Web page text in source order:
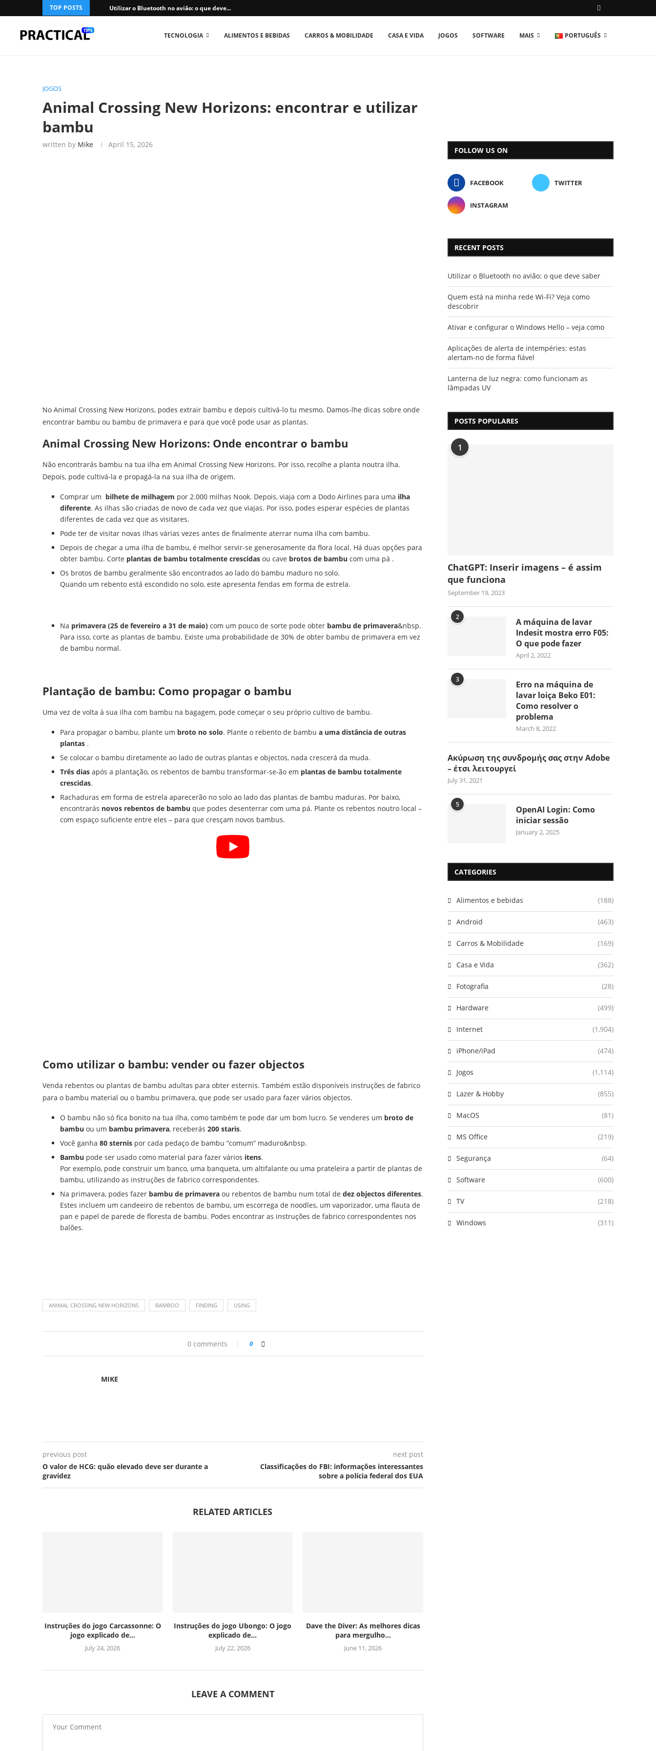
TOP POSTS Utilizar o Bluetooth no avião: o que deve...
TECNOLOGIA ALIMENTOS E BEBIDAS CARROS & MOBILIDADE CASA E VIDA JOGOS SOFTWARE MAIS PORTUGUÊS
JOGOS
Animal Crossing New Horizons: encontrar e utilizar
bambu
written by Mike April 15, 2026
No Animal Crossing New Horizons, podes extrair bambu e depois cultivá-lo tu mesmo. Damos-lhe dicas sobre onde
encontrar bambu ou bambu de primavera e para que você pode usar as plantas.
Animal Crossing New Horizons: Onde encontrar o bambu
Não encontrarás bambu na tua ilha em Animal Crossing New Horizons. Por isso, recolhe a planta noutra ilha.
Depois, pode cultivá-la e propagá-la na sua ilha de origem.
Comprar um bilhete de milhagem por 2.000 milhas Nook. Depois, viaja com a Dodo Airlines para uma ilha
diferente. As ilhas são criadas de novo de cada vez que viajas. Por isso, podes esperar espécies de plantas
diferentes de cada vez que as visitares.
Pode ter de visitar novas ilhas várias vezes antes de finalmente aterrar numa ilha com bambu.
Depois de chegar a uma ilha de bambu, é melhor servir-se generosamente da flora local. Há duas opções para
obter bambu. Corte plantas de bambu totalmente crescidas ou cave brotos de bambu com uma pá .
Os brotos de bambu geralmente são encontrados ao lado do bambu maduro no solo.
Quando um rebento está escondido no solo, este apresenta fendas em forma de estrela.
Na primavera (25 de fevereiro a 31 de maio) com um pouco de sorte pode obter bambu de primavera&nbsp.
Para isso, corte as plantas de bambu. Existe uma probabilidade de 30% de obter bambu de primavera em vez
de bambu normal.
Plantação de bambu: Como propagar o bambu
Uma vez de volta à sua ilha com bambu na bagagem, pode começar o seu próprio cultivo de bambu.
Para propagar o bambu, plante um broto no solo. Plante o rebento de bambu a uma distância de outras
plantas .
Se colocar o bambu diretamente ao lado de outras plantas e objectos, nada crescerá da muda.
Três dias após a plantação, os rebentos de bambu transformar-se-ão em plantas de bambu totalmente
crescidas.
Rachaduras em forma de estrela aparecerão no solo ao lado das plantas de bambu maduras. Por baixo,
encontrarás novos rebentos de bambu que podes desenterrar com uma pá. Plante os rebentos noutro local –
com espaço suficiente entre eles – para que cresçam novos bambus.
Como utilizar o bambu: vender ou fazer objectos
Venda rebentos ou plantas de bambu adultas para obter esternis. Também estão disponíveis instruções de fabrico
para o bambu material ou o bambu primavera, que pode ser usado para fazer vários objectos.
O bambu não só fica bonito na tua ilha, como também te pode dar um bom lucro. Se venderes um broto de
bambu ou um bambu primavera, receberás 200 staris.
Você ganha 80 sternis por cada pedaço de bambu “comum” maduro&nbsp.
Bambu pode ser usado como material para fazer vários itens.
Por exemplo, pode construir um banco, uma banqueta, um altifalante ou uma prateleira a partir de plantas de
bambu, utilizando as instruções de fabrico correspondentes.
Na primavera, podes fazer bambu de primavera ou rebentos de bambu num total de dez objectos diferentes.
Estes incluem um candeeiro de rebentos de bambu, um escorrega de noodles, um vaporizador, uma flauta de
pan e papel de parede de floresta de bambu. Podes encontrar as instruções de fabrico correspondentes nos
balões.
ANIMAL CROSSING NEW HORIZONS BAMBOO FINDING USING
0 comments 0
MIKE
previous post
O valor de HCG: quão elevado deve ser durante a
gravidez
next post
Classificações do FBI: informações interessantes
sobre a polícia federal dos EUA
RELATED ARTICLES
Instruções do jogo Carcassonne: O
jogo explicado de...
July 24, 2026
Instruções do jogo Ubongo: O jogo
explicado de...
July 22, 2026
Dave the Diver: As melhores dicas
para mergulho...
June 11, 2026
LEAVE A COMMENT
FOLLOW US ON
FACEBOOK TWITTER
INSTAGRAM
RECENT POSTS
Utilizar o Bluetooth no avião: o que deve saber
Quem está na minha rede Wi-Fi? Veja como
descobrir
Ativar e configurar o Windows Hello – veja como
Aplicações de alerta de intempéries: estas
alertam-no de forma fiável
Lanterna de luz negra: como funcionam as
lâmpadas UV
POSTS POPULARES
1
ChatGPT: Inserir imagens – é assim
que funciona
September 19, 2023
2
A máquina de lavar
Indesit mostra erro F05:
O que pode fazer
April 2, 2022
3
Erro na máquina de
lavar loiça Beko E01:
Como resolver o
problema
March 8, 2022
Ακύρωση της συνδρομής σας στην Adobe
– έτσι λειτουργεί
July 31, 2021
5
OpenAI Login: Como
iniciar sessão
January 2, 2025
CATEGORIES
Alimentos e bebidas (188)
Android (463)
Carros & Mobilidade (169)
Casa e Vida (362)
Fotografia (28)
Hardware (499)
Internet (1,904)
iPhone/iPad (474)
Jogos (1,114)
Lazer & Hobby (855)
MacOS (81)
MS Office (219)
Segurança (64)
Software (600)
TV (218)
Windows (311)